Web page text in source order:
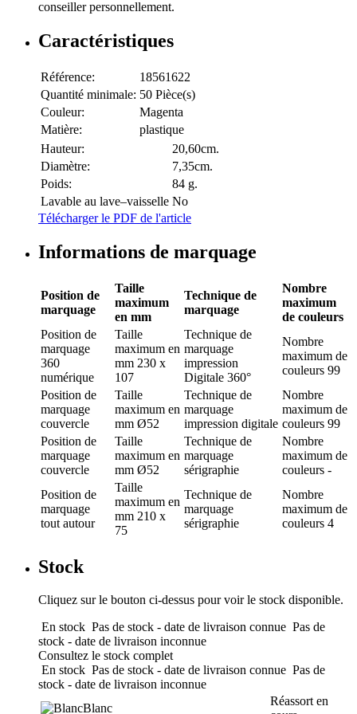
conseiller personnellement.
Caractéristiques
Référence:
18561622
Quantité minimale: 50 Pièce(s)
Couleur:
Magenta
Matière:
plastique
Hauteur:
20,60cm.
Diamètre:
7,35cm.
Poids:
84 g.
Lavable au lave–vaisselle No
Télécharger le PDF de l'article
Informations de marquage
Position de
marquage
Taille
maximum
en mm
Technique de
marquage
Nombre
maximum
de couleurs
Position de
marquage
360
numérique
Taille
maximum en
mm 230 x
107
Technique de
marquage
impression
Digitale 360°
Nombre
maximum de
couleurs 99
Position de
marquage
couvercle
Taille
maximum en
mm Ø52
Technique de
marquage
impression digitale
Nombre
maximum de
couleurs 99
Position de
marquage
couvercle
Taille
maximum en
mm Ø52
Technique de
marquage
sérigraphie
Nombre
maximum de
couleurs -
Position de
marquage
tout autour
Taille
maximum en
mm 210 x
75
Technique de
marquage
sérigraphie
Nombre
maximum de
couleurs 4
Stock
Cliquez sur le bouton ci-dessus pour voir le stock disponible.
En stock Pas de stock - date de livraison connue Pas de
stock - date de livraison inconnue
Consultez le stock complet
En stock Pas de stock - date de livraison connue Pas de
stock - date de livraison inconnue
Blanc
Réassort en